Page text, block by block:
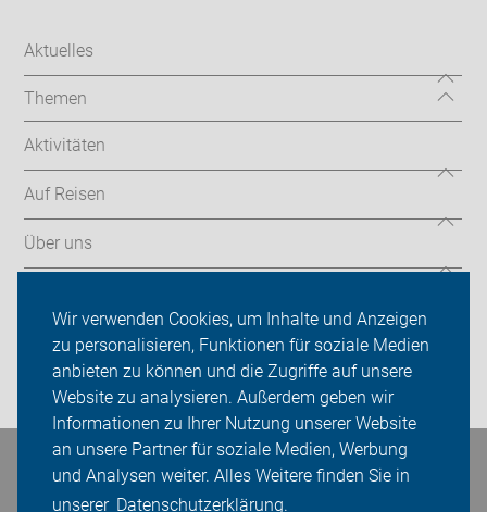
Wir verwenden Cookies, um Inhalte und Anzeigen
zu personalisieren, Funktionen für soziale Medien
anbieten zu können und die Zugriffe auf unsere
Website zu analysieren. Außerdem geben wir
Informationen zu Ihrer Nutzung unserer Website
an unsere Partner für soziale Medien, Werbung
und Analysen weiter. Alles Weitere finden Sie in
unserer Datenschutzerklärung.
Aktuelles
Themen
Aktivitäten
Auf Reisen
Über uns
Presse
Login
Bleiben Sie in Kontakt